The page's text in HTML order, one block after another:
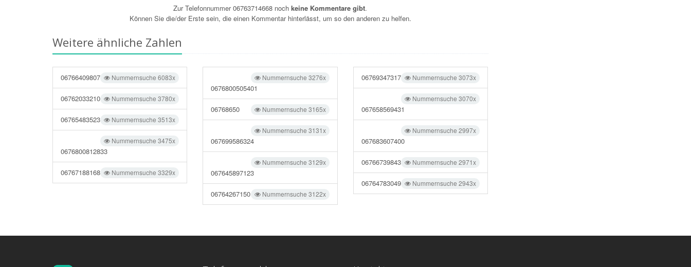
Zur Telefonnummer 06763714668 nochkeine Kommentare gibt.
Können Sie die/der Erste sein, die einen Kommentar hinterlässt, um so den anderen zu helfen.
Weitere ähnliche Zahlen
Nummernsuche 6083x
06766409807
Nummernsuche 3780x
06762033210
Nummernsuche 3513x
06765483523
Nummernsuche 3475x
0676800812833
Nummernsuche 3329x
06767188168
Nummernsuche 3276x
0676800505401
Nummernsuche 3165x
06768650
Nummernsuche 3131x
067699586324
Nummernsuche 3129x
067645897123
Nummernsuche 3122x
06764267150
Nummernsuche 3073x
06769347317
Nummernsuche 3070x
067658569431
Nummernsuche 2997x
067683607400
Nummernsuche 2971x
06766739843
Nummernsuche 2943x
06764783049